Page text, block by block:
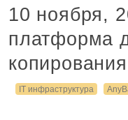
10 ноября,
платформа
копирования
IT инфраструктура